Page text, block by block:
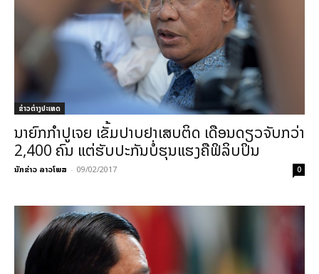
ຂ່າວຕ່າງປະເທດ
ນາຍົກກຳປູເຈຍ ເຂັ້ມປາບຢາເສບຕິດ ເດືອນດຽວຈັບກວ່າ
2,400 ຄົນ ແຕ່ຮັບປະກັນບໍ່ຮຸນແຮງຄືຟິລິບປິນ
ນັກຂ່າວ ລາວໂພສ - 09/02/2017 0